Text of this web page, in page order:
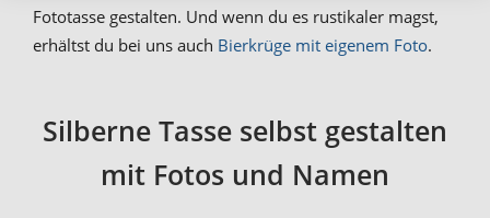
Fototasse gestalten. Und wenn du es rustikaler magst,
erhältst du bei uns auch Bierkrüge mit eigenem Foto.
Silberne Tasse selbst gestalten
mit Fotos und Namen